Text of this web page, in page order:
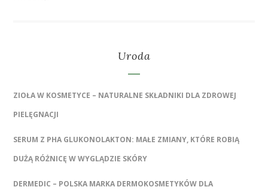
Uroda
ZIOŁA W KOSMETYCE – NATURALNE SKŁADNIKI DLA ZDROWEJ
PIELĘGNACJI
SERUM Z PHA GLUKONOLAKTON: MAŁE ZMIANY, KTÓRE ROBIĄ
DUŻĄ RÓŻNICĘ W WYGLĄDZIE SKÓRY
DERMEDIC – POLSKA MARKA DERMOKOSMETYKÓW DLA